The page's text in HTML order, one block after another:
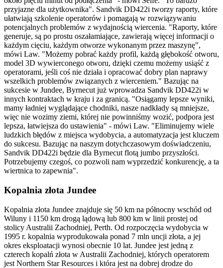
przyjazne dla użytkownika". Sandvik DD422i tworzy raporty, które
ułatwiają szkolenie operatorów i pomagają w rozwiązywaniu
potencjalnych problemów z wydajnością wiercenia. "Raporty, które
generuje, są po prostu oszałamiające, zawierają więcej informacji o
każdym cięciu, każdym otworze wykonanym przez maszynę",
mówi Law. "Możemy pobrać każdy profil, każdą głębokość otworu,
model 3D wywierconego otworu, dzięki czemu możemy usiąść z
operatorami, jeśli coś nie działa i opracować dobry plan naprawy
wszelkich problemów związanych z wierceniem." Bazując na
sukcesie w Jundee, Byrnecut już wprowadza Sandvik DD422i w
innych kontraktach w kraju i za granicą. "Osiągamy lepsze wyniki,
mamy ładniej wyglądające chodniki, nasze nadkłady są mniejsze,
więc nie wozimy ziemi, której nie powinniśmy wozić, podpora jest
lepsza, łatwiejsza do ustawienia" - mówi Law. "Eliminujemy wiele
ludzkich błędów z miejsca wydobycia, a automatyzacja jest kluczem
do sukcesu. Bazując na naszym dotychczasowym doświadczeniu,
Sandvik DD422i będzie dla Byrnecut flotą jumbo przyszłości.
Potrzebujemy czegoś, co pozwoli nam wyprzedzić konkurencję, a ta
wiertnica to zapewnia".
Kopalnia złota Jundee
Kopalnia złota Jundee znajduje się 50 km na północny wschód od
Wiluny i 1150 km drogą lądową lub 800 km w linii prostej od
stolicy Australii Zachodniej, Perth. Od rozpoczęcia wydobycia w
1995 r. kopalnia wyprodukowała ponad 7 mln uncji złota, a jej
okres eksploatacji wynosi obecnie 10 lat. Jundee jest jedną z
czterech kopalń złota w Australii Zachodniej, których operatorem
jest Northern Star Resources i która jest na dobrej drodze do